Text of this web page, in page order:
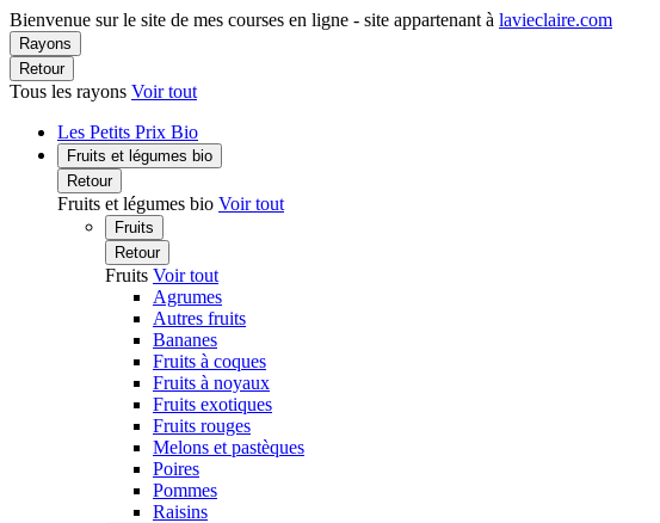
Bienvenue sur le site de mes courses en ligne - site appartenant à lavieclaire.com
Rayons
Retour
Tous les rayons Voir tout
Les Petits Prix Bio
Fruits et légumes bio
Retour
Fruits et légumes bio Voir tout
Fruits
Retour
Fruits Voir tout
Agrumes
Autres fruits
Bananes
Fruits à coques
Fruits à noyaux
Fruits exotiques
Fruits rouges
Melons et pastèques
Poires
Pommes
Raisins